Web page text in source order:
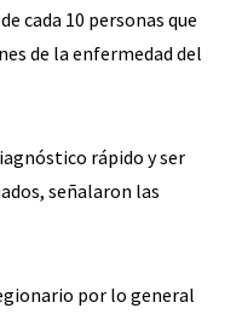
cada 10 personas que
de la enfermedad del
rápido y ser
señalaron las
por lo general